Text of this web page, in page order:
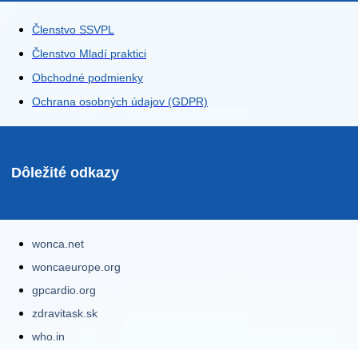
Členstvo SSVPL
Členstvo Mladí praktici
Obchodné podmienky
Ochrana osobných údajov (GDPR)
Dôležité odkazy
wonca.net
woncaeurope.org
gpcardio.org
zdravitask.sk
who.in